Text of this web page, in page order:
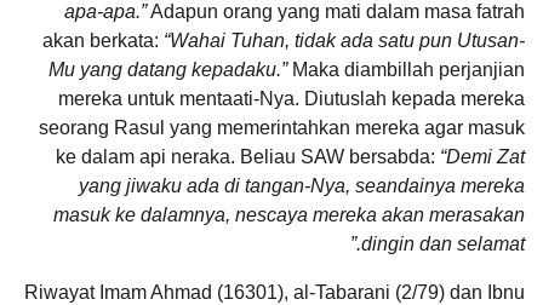
apa-apa.”Adapun orang yang mati dalam masa fatrah
akan berkata: “Wahai Tuhan, tidak ada satu pun Utusan-
Mu yang datang kepadaku.”Maka diambillah perjanjian
mereka untuk mentaati-Nya. Diutuslah kepada mereka
seorang Rasul yang memerintahkan mereka agar masuk
ke dalam api neraka. Beliau SAW bersabda: “Demi Zat
yang jiwaku ada di tangan-Nya, seandainya mereka
masuk ke dalamnya, nescaya mereka akan merasakan
dingin dan selamat.”
Riwayat Imam Ahmad (16301), al-Tabarani (2/79) dan Ibnu